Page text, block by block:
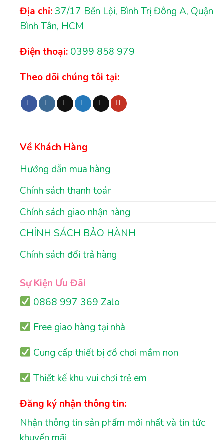
Địa chỉ: 37/17 Bến Lội, Bình Trị Đông A, Quận
Bình Tân, HCM
Điện thoại: 0399 858 979
Theo dõi chúng tôi tại:
Về Khách Hàng
Hướng dẫn mua hàng
Chính sách thanh toán
Chính sách giao nhận hàng
CHÍNH SÁCH BẢO HÀNH
Chính sách đổi trả hàng
Sự Kiện Ưu Đãi
0868 997 369 Zalo
Free giao hàng tại nhà
Cung cấp thiết bị đồ chơi mầm non
Thiết kế khu vui chơi trẻ em
Đăng ký nhận thông tin:
Nhận thông tin sản phẩm mới nhất và tin tức